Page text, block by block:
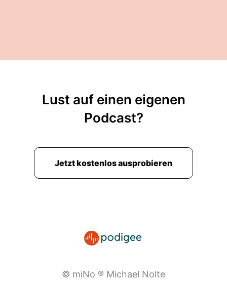
Lust auf einen eigenen
Podcast?
Jetzt kostenlos ausprobieren
© miNo ® Michael Nolte